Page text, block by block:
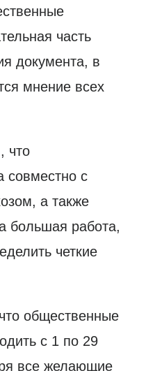
часть
документа, в
мнение всех
что
совместно с
а также
большая работа,
четкие
общественные
с 1 по 29
все желающие